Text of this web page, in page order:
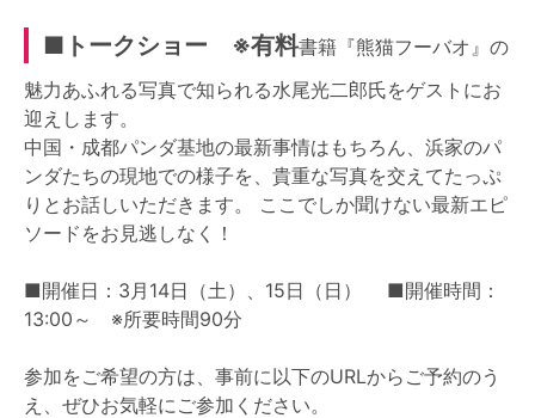
■トークショー ※有料書籍『熊猫フーバオ』の
魅力あふれる写真で知られる水尾光二郎氏をゲストにお
迎えします。
中国・成都パンダ基地の最新事情はもちろん、浜家のパ
ンダたちの現地での様子を、貴重な写真を交えてたっぷ
りとお話しいただきます。 ここでしか聞けない最新エピ
ソードをお見逃しなく！
■開催日：3月14日（土）、15日（日） ■開催時間：
13:00～ ※所要時間90分
参加をご希望の方は、事前に以下のURLからご予約のう
え、ぜひお気軽にご参加ください。